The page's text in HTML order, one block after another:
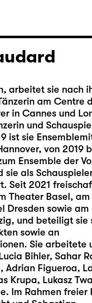
arbeitet sie nach
am Centre
in Cannes und
und
ist sie
von 2019
Ensemble der
sie als
Seit 2021
Theater Basel, am
Dresden sowie am
und beteiligt sie
sowie an
Sie arbeitete
Bihler, Sahar
Adrian Figueroa,
Krupa, Lukasz
Im Rahmen freier